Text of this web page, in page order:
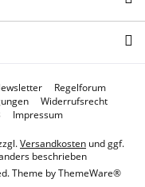
Regelforum
Widerrufsrecht
Impressum
Versandkosten und ggf.
beschrieben
Theme byThemeWare®